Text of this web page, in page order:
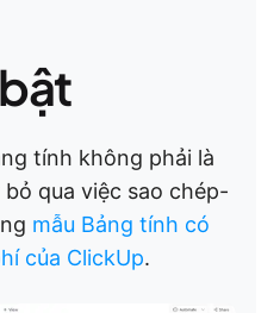
tính không phải là
qua việc sao chép-
mẫu Bảng tính có
của ClickUp.